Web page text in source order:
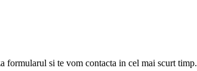
formularul si te vom contacta in cel mai scurt timp.